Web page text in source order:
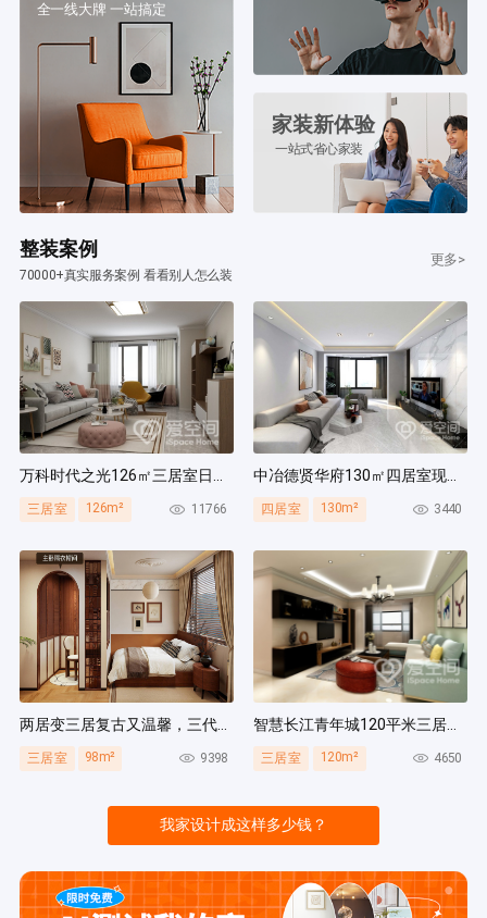
全一线大牌 一站搞定
家装新体验
一站式省心家装
整装案例
70000+真实服务案例 看看别人怎么装
更多>
万科时代之光126㎡三居室日式风装修案例
三居室 126m² 11766
中冶德贤华府130㎡四居室现代简约风装修案例
四居室 130m² 3440
两居变三居复古又温馨，三代人同住无压力，收纳量超绝！
三居室 98m² 9398
智慧长江青年城120平米三居室现代风装修案例
三居室 120m² 4650
我家设计成这样多少钱？